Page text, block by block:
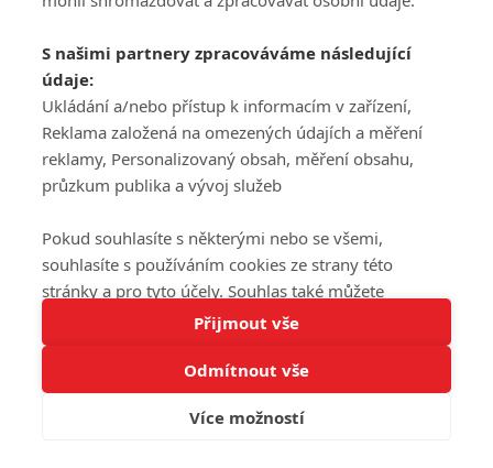
Tato stránka používá soubory cookies.
Rozumím
S našimi partnery zpracováváme následující
údaje:
Ukládání a/nebo přístup k informacím v zařízení,
Reklama založená na omezených údajích a měření
reklamy, Personalizovaný obsah, měření obsahu,
průzkum publika a vývoj služeb
Pokud souhlasíte s některými nebo se všemi,
souhlasíte s používáním cookies ze strany této
stránky a pro tyto účely. Souhlas také můžete
odmítnout, ale v takovém případě vám na stránce
nebudou k dispozici některé personalizované funkce.
Vaše volby souhlasu se budou vztahovat pouze na
tuto webovou stránku. Vaše nastavení a odvolání
souhlasu můžete kdykoli změnit na stránce s
Přijmout vše
Odmítnout vše
Více možností